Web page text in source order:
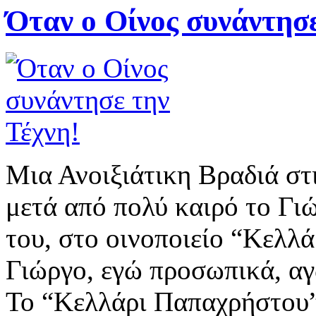
Όταν ο Οίνος
Μια Ανοιξιάτικη Βραδιά
μετά από πολύ καιρό το
του, στο οινοποιείο
Γιώργο, εγώ προσωπικά,
Το “Κελλάρι